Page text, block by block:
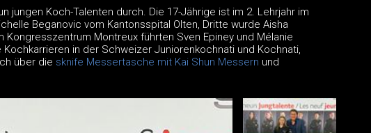
Koch-Talenten durch. Die 17-Jährige ist im 2. Lehrjahr im
Beganovic vom Kantonsspital Olten, Dritte wurde Aisha
Montreux führten Sven Epiney und Mélanie
in der Schweizer Juniorenkochnati und Kochnati,
über die sknife Messertasche mit Kai Shun Messern und